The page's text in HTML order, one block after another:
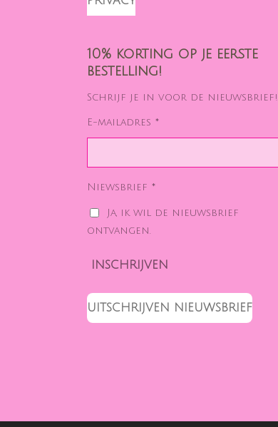
10% korting op je eerste
bestelling!
Schrijf je in voor de nieuwsbrief!
E-mailadres *
Niewsbrief *
Ja, ik wil de nieuwsbrief
ontvangen.
INSCHRIJVEN
UITSCHRIJVEN NIEUWSBRIEF